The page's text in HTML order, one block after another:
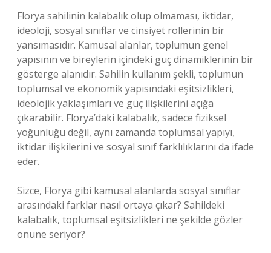
Florya sahilinin kalabalık olup olmaması, iktidar,
ideoloji, sosyal sınıflar ve cinsiyet rollerinin bir
yansımasıdır. Kamusal alanlar, toplumun genel
yapısının ve bireylerin içindeki güç dinamiklerinin bir
gösterge alanıdır. Sahilin kullanım şekli, toplumun
toplumsal ve ekonomik yapısındaki eşitsizlikleri,
ideolojik yaklaşımları ve güç ilişkilerini açığa
çıkarabilir. Florya’daki kalabalık, sadece fiziksel
yoğunluğu değil, aynı zamanda toplumsal yapıyı,
iktidar ilişkilerini ve sosyal sınıf farklılıklarını da ifade
eder.
Sizce, Florya gibi kamusal alanlarda sosyal sınıflar
arasındaki farklar nasıl ortaya çıkar? Sahildeki
kalabalık, toplumsal eşitsizlikleri ne şekilde gözler
önüne seriyor?